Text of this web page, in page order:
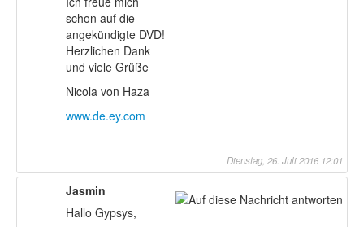
schon auf die
angekündigte DVD!
Herzlichen Dank
und viele Grüße
Nicola von Haza
www.de.ey.com
Dienstag, 26. Juli 2016 12:01
Jasmin
Hallo Gypsys,